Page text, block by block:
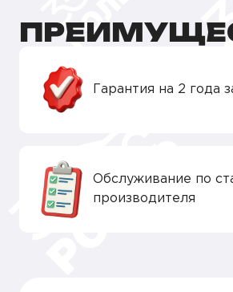
Гарантия на 2 года
Обслуживание по
производителя